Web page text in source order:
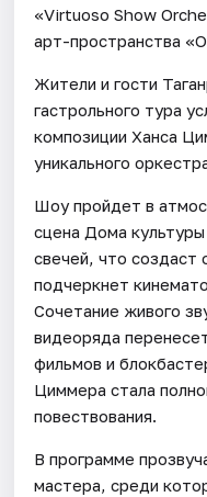
«Virtuoso Show
арт-пространства
Жители и гости
гастрольного тура
композиции Ханса
уникального
Шоу пройдет в
сцена Дома
свечей, что создаст
подчеркнет
Сочетание живого
видеоряда
фильмов и
Циммера стала
повествования.
В программе
мастера, среди